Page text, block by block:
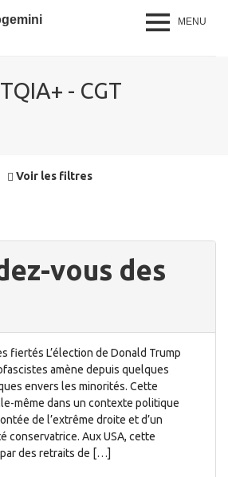
MENU
- CGT
Voir les filtres
vous des
fiertés L’élection de Donald Trump
amène depuis quelques
envers les minorités. Cette
même dans un contexte politique
de l’extrême droite et d’un
conservatrice. Aux USA, cette
des retraits de […]